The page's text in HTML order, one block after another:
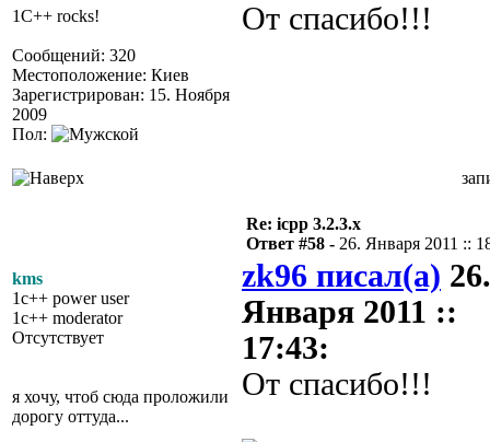
1C++ rocks!
Сообщений: 320
Местоположение: Киев
Зарегистрирован: 15. Ноября
2009
Пол:
От спасибо!!!
kms
1c++ power user
1c++ moderator
Отсутствует
я хочу, чтоб сюда проложили
дорогу оттуда...
Re: icpp 3.2.3.x
Ответ #58 - 26. Января 2011 ::
zk96 писал(а) 26.
Января 2011 ::
17:43:
От спасибо!!!